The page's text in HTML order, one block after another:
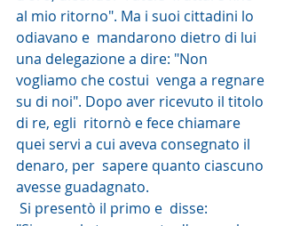
al mio ritorno". Ma i suoi cittadini lo
odiavano e  mandarono dietro di lui
una delegazione a dire: "Non
vogliamo che costui  venga a regnare
su di noi". Dopo aver ricevuto il titolo
di re, egli  ritornò e fece chiamare
quei servi a cui aveva consegnato il
denaro, per  sapere quanto ciascuno
avesse guadagnato.